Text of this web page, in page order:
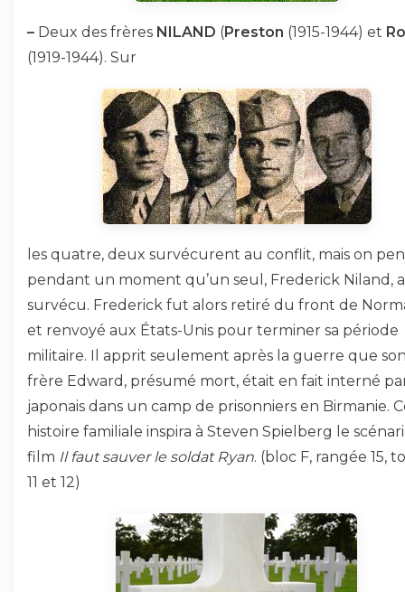
– Deux des frères NILAND (Preston (1915-1944) et
(1919-1944). Sur
les quatre, deux survécurent au conflit, mais on
pendant un moment qu’un seul, Frederick Niland,
survécu. Frederick fut alors retiré du front de
et renvoyé aux États-Unis pour terminer sa période
militaire. Il apprit seulement après la guerre que
frère Edward, présumé mort, était en fait interné
japonais dans un camp de prisonniers en Birmanie.
histoire familiale inspira à Steven Spielberg le
film Il faut sauver le soldat Ryan. (bloc F, rangée 15,
11 et 12)